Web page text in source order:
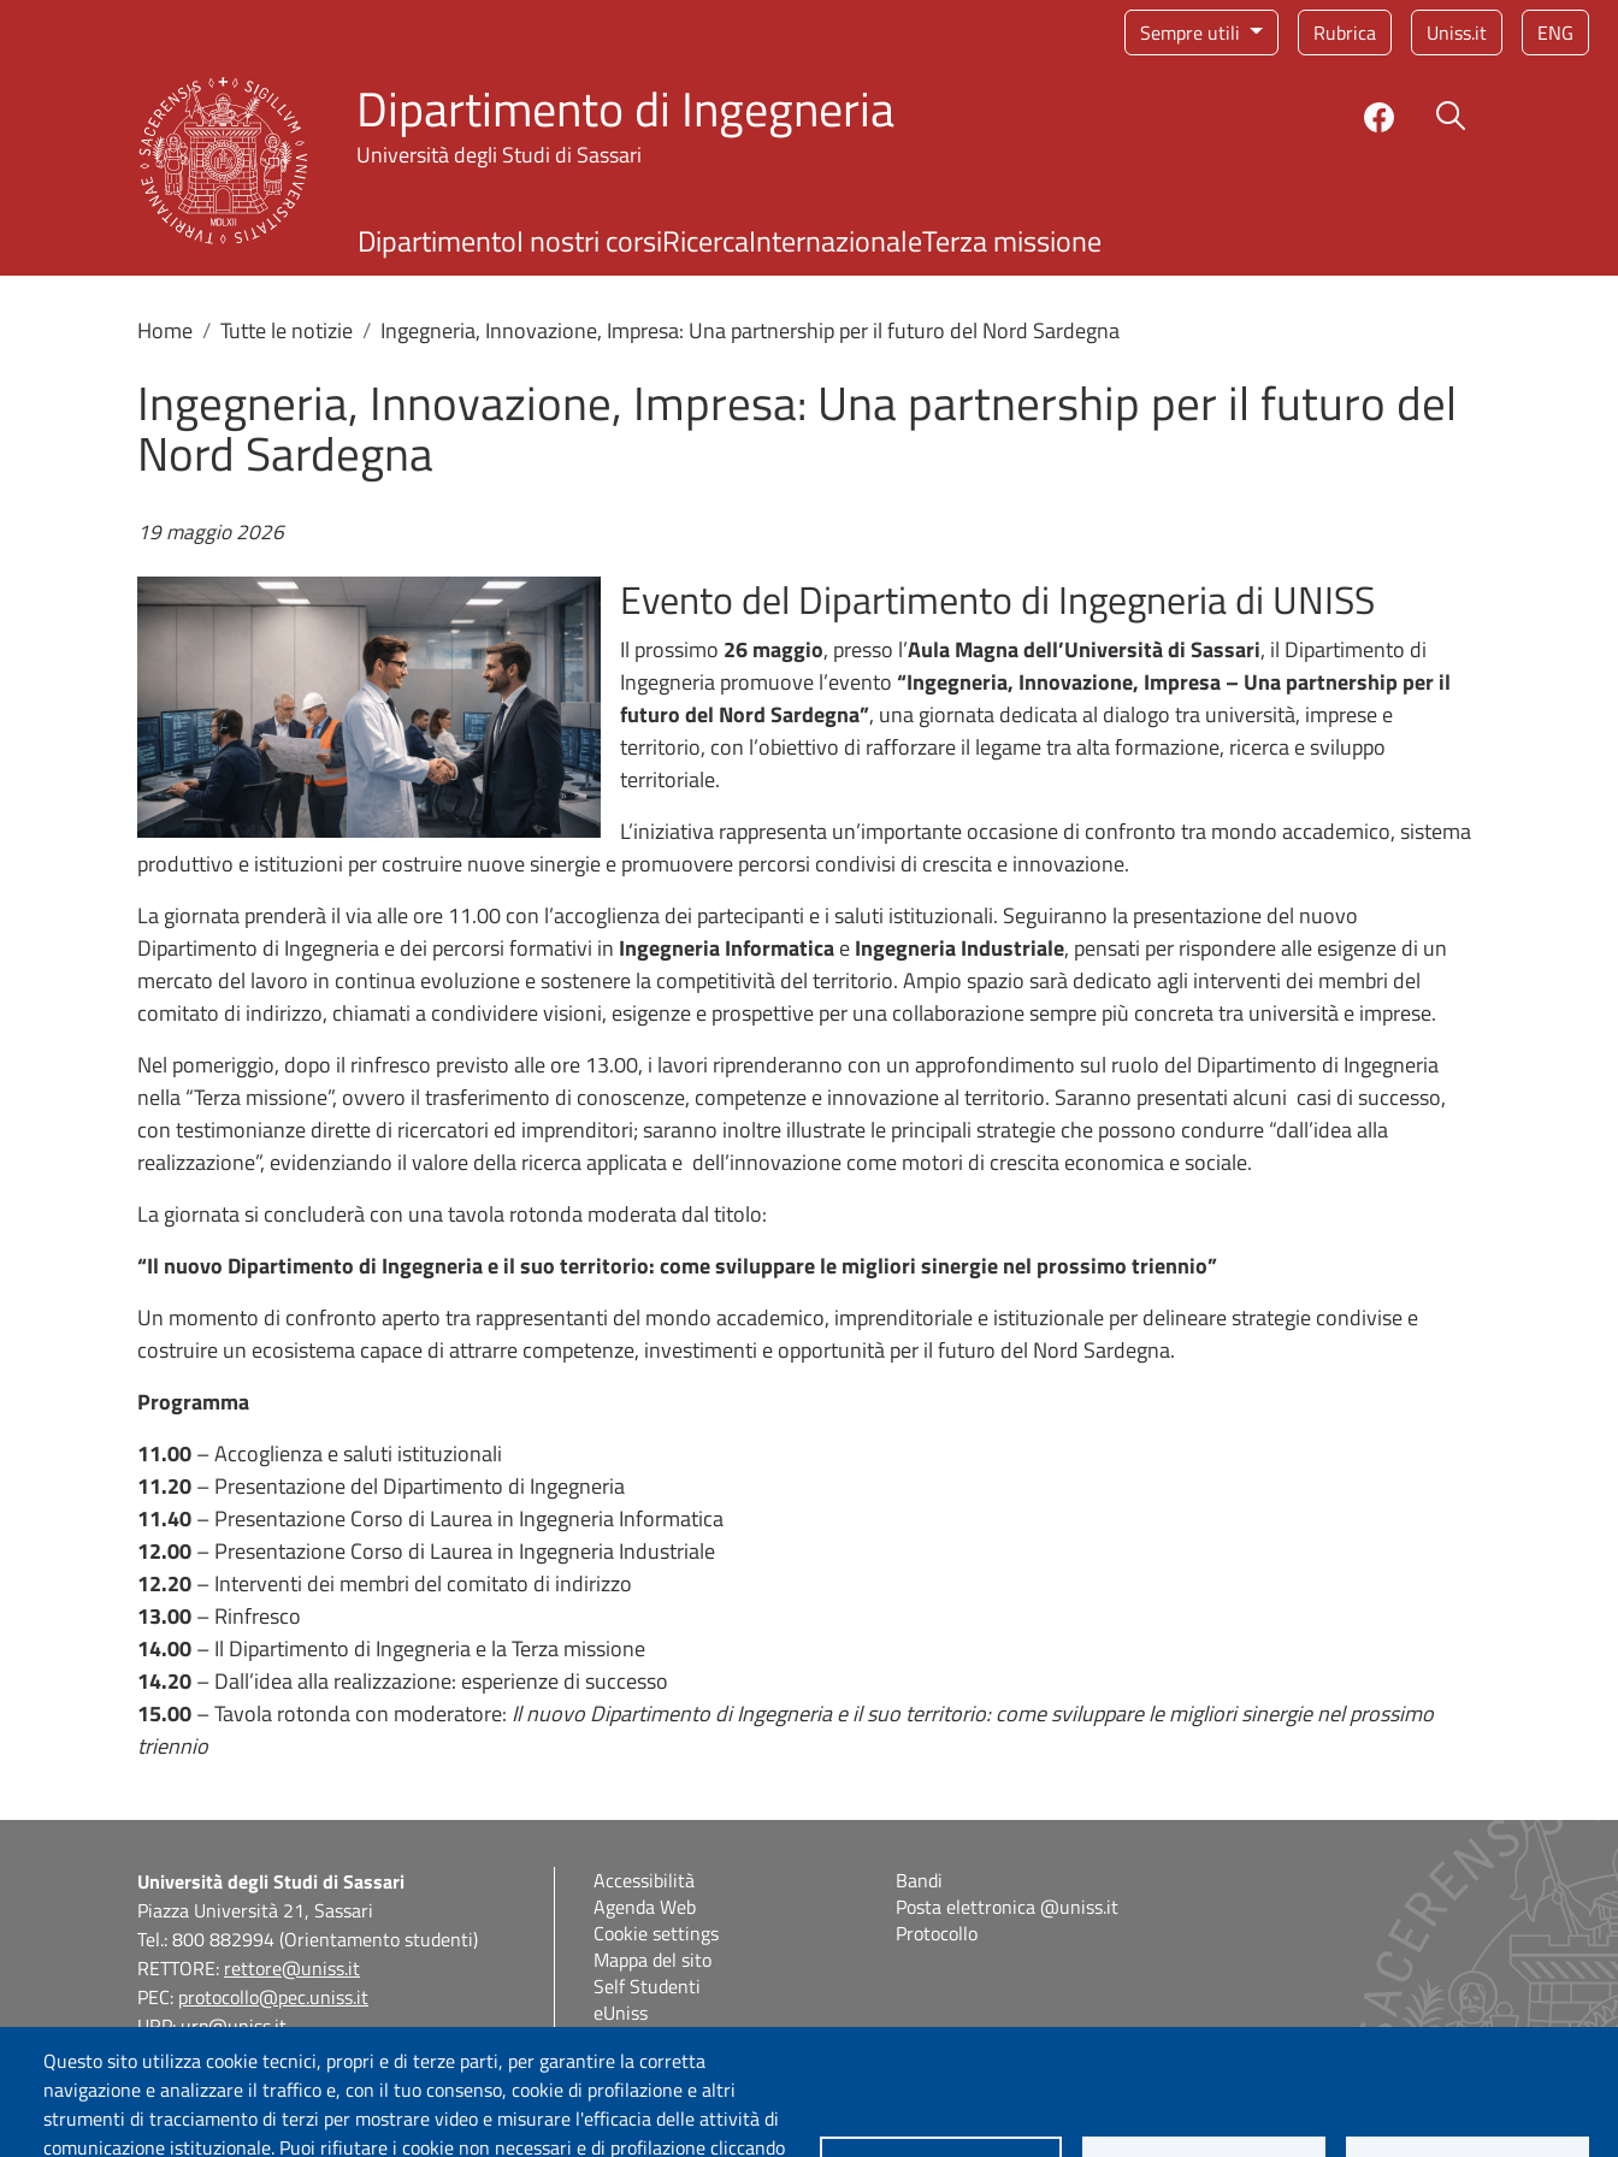
Sempre utili Rubrica Uniss.it ENG
Questo sito utilizza cookie tecnici, propri e di terze parti, per garantire la corretta
navigazione e analizzare il traffico e, con il tuo consenso, cookie di profilazione e altri
strumenti di tracciamento di terzi per mostrare video e misurare l'efficacia delle attività di
comunicazione istituzionale. Puoi rifiutare i cookie non necessari e di profilazione cliccando
Dipartimento di Ingegneria
Università degli Studi di Sassari
Bottone cerca
DipartimentoI nostri corsiRicercaInternazionaleTerza missione
Home Tutte le notizie Ingegneria, Innovazione, Impresa: Una partnership per il futuro del Nord Sardegna
Ingegneria, Innovazione, Impresa: Una partnership per il futuro del
Nord Sardegna
19 maggio 2026
Evento del Dipartimento di Ingegneria di UNISS
Il prossimo 26 maggio, presso l’Aula Magna dell’Università di Sassari, il Dipartimento di
Ingegneria promuove l’evento“Ingegneria, Innovazione, Impresa – Una partnership per il
futuro del Nord Sardegna”, una giornata dedicata al dialogo tra università, imprese e
territorio, con l’obiettivo di rafforzare il legame tra alta formazione, ricerca e sviluppo
territoriale.
L’iniziativa rappresenta un’importante occasione di confronto tra mondo accademico, sistema
produttivo e istituzioni per costruire nuove sinergie e promuovere percorsi condivisi di crescita e innovazione.
La giornata prenderà il via alle ore 11.00 con l’accoglienza dei partecipanti e i saluti istituzionali. Seguiranno la presentazione del nuovo
Dipartimento di Ingegneria e dei percorsi formativi in Ingegneria InformaticaeIngegneria Industriale, pensati per rispondere alle esigenze di un
mercato del lavoro in continua evoluzione e sostenere la competitività del territorio. Ampio spazio sarà dedicato agli interventi dei membri del
comitato di indirizzo, chiamati a condividere visioni, esigenze e prospettive per una collaborazione sempre più concreta tra università e imprese.
Nel pomeriggio, dopo il rinfresco previsto alle ore 13.00, i lavori riprenderanno con un approfondimento sul ruolo del Dipartimento di Ingegneria
nella “Terza missione”, ovvero il trasferimento di conoscenze, competenze e innovazione al territorio. Saranno presentati alcuni casi di successo,
con testimonianze dirette di ricercatori ed imprenditori; saranno inoltre illustrate le principali strategie che possono condurre “dall’idea alla
realizzazione”, evidenziando il valore della ricerca applicata e dell’innovazione come motori di crescita economica e sociale.
La giornata si concluderà con una tavola rotonda moderata dal titolo:
“Il nuovo Dipartimento di Ingegneria e il suo territorio: come sviluppare le migliori sinergie nel prossimo triennio”
Un momento di confronto aperto tra rappresentanti del mondo accademico, imprenditoriale e istituzionale per delineare strategie condivise e
costruire un ecosistema capace di attrarre competenze, investimenti e opportunità per il futuro del Nord Sardegna.
Programma
11.00– Accoglienza e saluti istituzionali
11.20– Presentazione del Dipartimento di Ingegneria
11.40– Presentazione Corso di Laurea in Ingegneria Informatica
12.00– Presentazione Corso di Laurea in Ingegneria Industriale
12.20– Interventi dei membri del comitato di indirizzo
13.00– Rinfresco
14.00– Il Dipartimento di Ingegneria e la Terza missione
14.20– Dall’idea alla realizzazione: esperienze di successo
15.00– Tavola rotonda con moderatore: Il nuovo Dipartimento di Ingegneria e il suo territorio: come sviluppare le migliori sinergie nel prossimo
triennio
Università degli Studi di Sassari
Piazza Università 21, Sassari
Tel.: 800 882994 (Orientamento studenti)
RETTORE: rettore@uniss.it
PEC: protocollo@pec.uniss.it
URP:urp@uniss.it
WEB:redazioneweb@uniss.it
P.I. 00196350904 –pagoPA®
Accessibilità
Agenda Web
Cookie settings
Mappa del sito
Self Studenti
eUniss
Bandi
Posta elettronica @uniss.it
Protocollo
Seguici su